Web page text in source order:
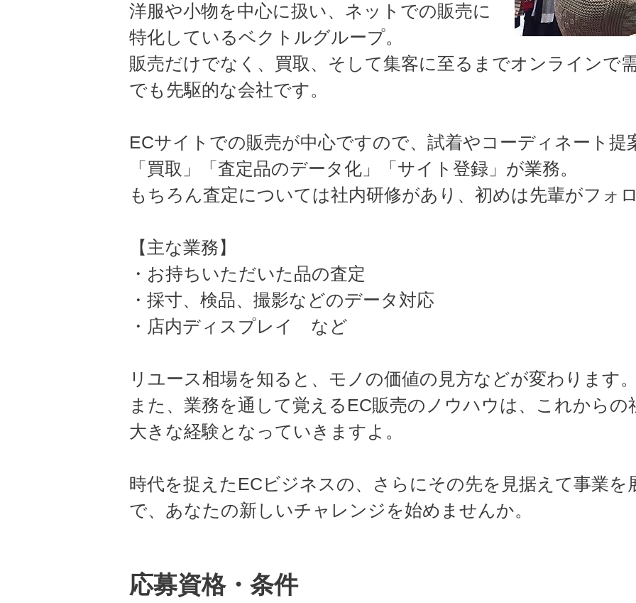
洋服や小物を中心に扱い、ネットでの販売に
特化しているベクトルグループ。
販売だけでなく、買取、そして集客に至るまでオンラインで
でも先駆的な会社です。
ECサイトでの販売が中心ですので、試着やコーディネート提
「買取」「査定品のデータ化」「サイト登録」が業務。
もちろん査定については社内研修があり、初めは先輩がフォ
【主な業務】
・お持ちいただいた品の査定
・採寸、検品、撮影などのデータ対応
・店内ディスプレイ など
リユース相場を知ると、モノの価値の見方などが変わります
また、業務を通して覚えるEC販売のノウハウは、これからの
大きな経験となっていきますよ。
時代を捉えたECビジネスの、さらにその先を見据えて事業
で、あなたの新しいチャレンジを始めませんか。
応募資格・条件